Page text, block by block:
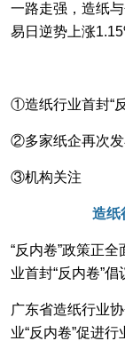
一路走强，造纸
易日逆势上涨
①造纸行业首封“
②多家纸企再次发
③机构关注
造纸
“反内卷”政策正
业首封“反内卷”倡
广东省造纸行业
业“反内卷”促进